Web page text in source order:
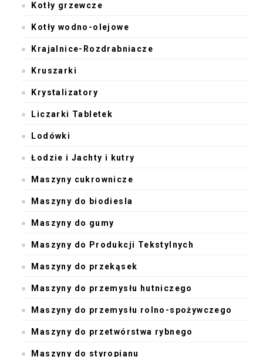
Kotły grzewcze
Kotły wodno-olejowe
Krajalnice-Rozdrabniacze
Kruszarki
Krystalizatory
Liczarki Tabletek
Lodówki
Łodzie i Jachty i kutry
Maszyny cukrownicze
Maszyny do biodiesla
Maszyny do gumy
Maszyny do Produkcji Tekstylnych
Maszyny do przekąsek
Maszyny do przemysłu hutniczego
Maszyny do przemysłu rolno-spożywczego
Maszyny do przetwórstwa rybnego
Maszyny do styropianu